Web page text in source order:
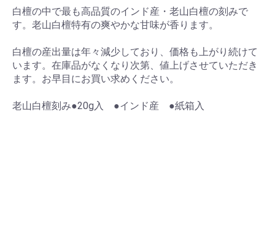
お買い物を続ける カートへ進む
白檀の中で最も高品質のインド産・老山白檀の刻みで
す。老山白檀特有の爽やかな甘味が香ります。
白檀の産出量は年々減少しており、価格も上がり続けて
います。在庫品がなくなり次第、値上げさせていただき
ます。お早目にお買い求めください。
老山白檀刻み●20g入 ●インド産 ●紙箱入